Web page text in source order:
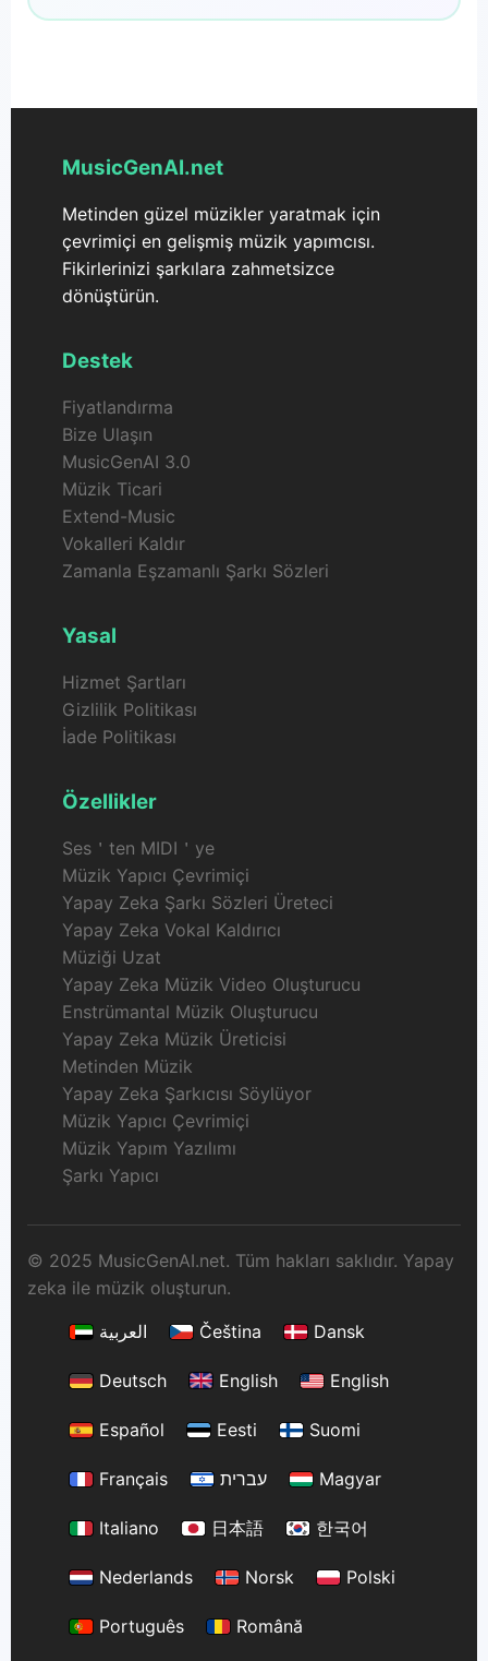
MusicGenAI.net
Metinden güzel müzikler yaratmak için
çevrimiçi en gelişmiş müzik yapımcısı.
Fikirlerinizi şarkılara zahmetsizce
dönüştürün.
Destek
Fiyatlandırma
Bize Ulaşın
MusicGenAI 3.0
Müzik Ticari
Extend-Music
Vokalleri Kaldır
Zamanla Eşzamanlı Şarkı Sözleri
Yasal
Hizmet Şartları
Gizlilik Politikası
İade Politikası
Özellikler
Ses＇ten MIDI＇ye
Müzik Yapıcı Çevrimiçi
Yapay Zeka Şarkı Sözleri Üreteci
Yapay Zeka Vokal Kaldırıcı
Müziği Uzat
Yapay Zeka Müzik Video Oluşturucu
Enstrümantal Müzik Oluşturucu
Yapay Zeka Müzik Üreticisi
Metinden Müzik
Yapay Zeka Şarkıcısı Söylüyor
Müzik Yapıcı Çevrimiçi
Müzik Yapım Yazılımı
Şarkı Yapıcı
© 2025 MusicGenAI.net. Tüm hakları saklıdır. Yapay
zeka ile müzik oluşturun.
العربية
Čeština Dansk
Deutsch English English
Español Eesti Suomi
Français עברית Magyar
Italiano 日本語 한국어
Nederlands Norsk Polski
Português Română